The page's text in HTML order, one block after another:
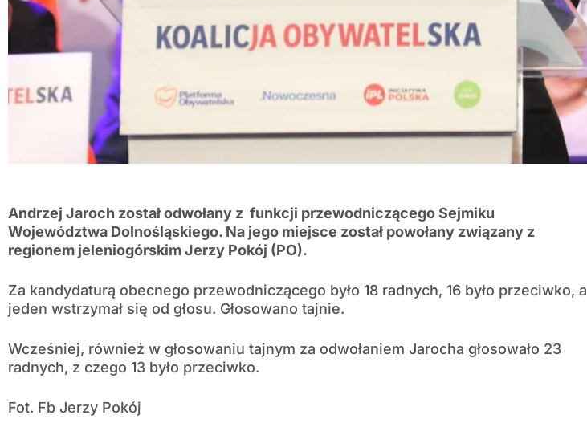
Andrzej Jaroch został odwołany z funkcji przewodniczącego Sejmiku
Województwa Dolnośląskiego. Na jego miejsce został powołany związany z
regionem jeleniogórskim Jerzy Pokój (PO).
Za kandydaturą obecnego przewodniczącego było 18 radnych, 16 było przeciwko, a
jeden wstrzymał się od głosu. Głosowano tajnie.
Wcześniej, również w głosowaniu tajnym za odwołaniem Jarocha głosowało 23
radnych, z czego 13 było przeciwko.
Fot. Fb Jerzy Pokój